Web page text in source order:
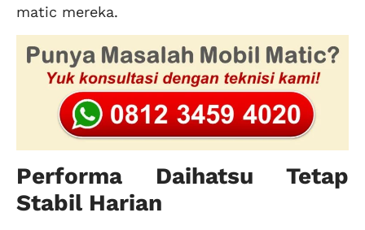
matic mereka.
Performa Daihatsu Tetap
Stabil Harian